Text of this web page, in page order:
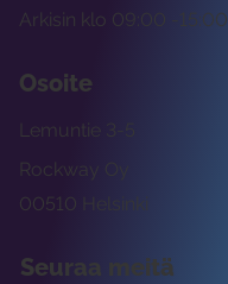
Arkisin klo 09:00 -15:00
Osoite
Rockway Oy
Lemuntie 3-5
00510 Helsinki
Seuraa meitä